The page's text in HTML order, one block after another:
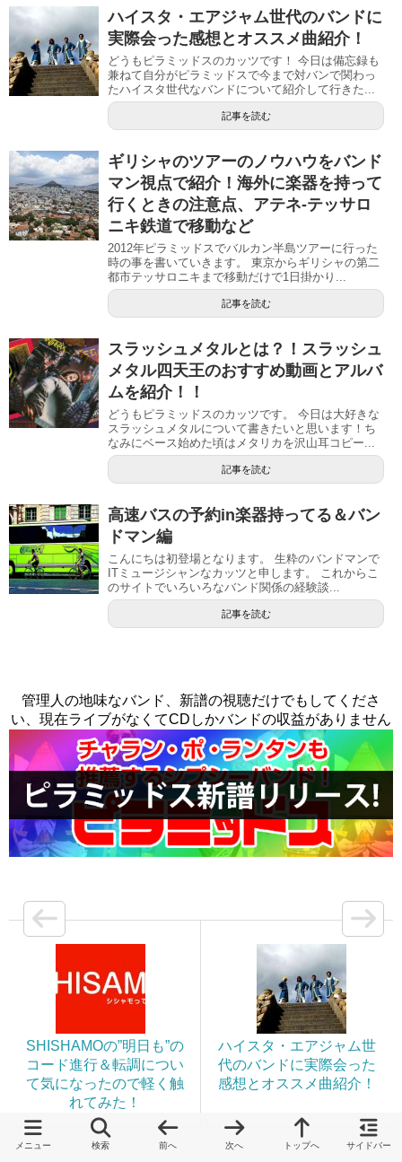
ハイスタ・エアジャム世代のバンドに
実際会った感想とオススメ曲紹介！
どうもピラミッドスのカッツです！ 今日は備忘録も
兼ねて自分がピラミッドスで今まで対バンで関わっ
たハイスタ世代なバンドについて紹介して行きた...
記事を読む
ギリシャのツアーのノウハウをバンド
マン視点で紹介！海外に楽器を持って
行くときの注意点、アテネ-テッサロ
ニキ鉄道で移動など
2012年ピラミッドスでバルカン半島ツアーに行った
時の事を書いていきます。 東京からギリシャの第二
都市テッサロニキまで移動だけで1日掛かり...
記事を読む
スラッシュメタルとは？！スラッシュ
メタル四天王のおすすめ動画とアルバ
ムを紹介！！
どうもピラミッドスのカッツです。 今日は大好きな
スラッシュメタルについて書きたいと思います！ち
なみにベース始めた頃はメタリカを沢山耳コピー...
記事を読む
高速バスの予約in楽器持ってる＆バン
ドマン編
こんにちは初登場となります。 生粋のバンドマンで
ITミュージシャンなカッツと申します。 これからこ
のサイトでいろいろなバンド関係の経験談...
記事を読む
管理人の地味なバンド、新譜の視聴だけでもしてくださ
い、現在ライブがなくてCDしかバンドの収益がありません
SHISHAMOの”明日も”の
コード進行＆転調につい
て気になったので軽く触
れてみた！
ハイスタ・エアジャム世
代のバンドに実際会った
感想とオススメ曲紹介！